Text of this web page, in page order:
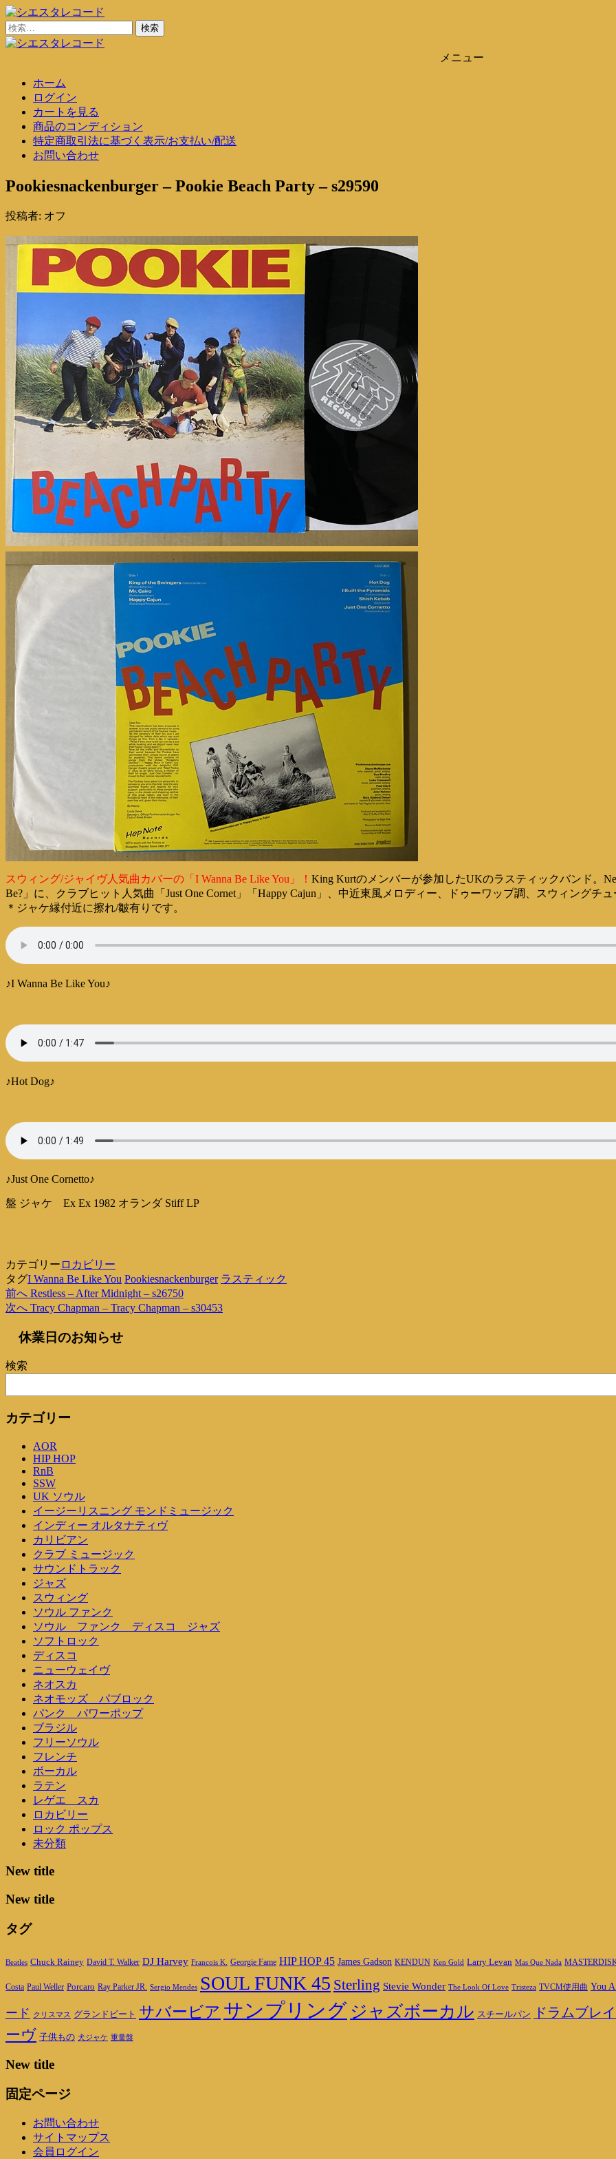
コ
ン
テ
シエスタレコード
中古レコード通販
検
索:
メニュー
ホーム
ログイン
カートを見る
商品のコンディション
特定商取引法に基づく表示/お支払い/配送
お問い合わせ
Pookiesnackenburger – Pookie Beach Party – s29590
投稿者: オフ
スウィング/ジャイヴ人気曲カバーの「I Wanna Be Like You」！ King Kurtのメンバーが参加したUKのラスティックバンド。
Be?」に、クラブヒット人気曲「Just One Cornet」「Happy Cajun」、中近東風メロディー、ドゥーワップ調、スウィング
＊ジャケ縁付近に擦れ/皺有りです。
♪I Wanna Be Like You♪
♪Hot Dog♪
♪Just One Cornetto♪
盤 ジャケ Ex Ex 1982 オランダ Stiff LP
カテゴリー ロカビリー
タグI Wanna Be Like You Pookiesnackenburger ラスティック
投
稿
ナ
ビ
シ
過
去
前へ Restless – After Midnight – s26750
次
次へ Tracy Chapman – Tracy Chapman – s30453
休業日のお知らせ
検索
カテゴリー
AOR
HIP HOP
RnB
SSW
UK ソウル
イージーリスニング モンドミュージック
インディー オルタナティヴ
カリビアン
クラブ ミュージック
サウンドトラック
ジャズ
スウィング
ソウル ファンク
ソウル ファンク ディスコ ジャズ
ソフトロック
ディスコ
ニューウェイヴ
ネオスカ
ネオモッズ パブロック
パンク パワーポップ
ブラジル
フリーソウル
フレンチ
ボーカル
ラテン
レゲエ スカ
ロカビリー
ロック ポップス
未分類
New title
New title
タグ
Beatles Chuck Rainey David T. Walker DJ Harvey Francois K. Georgie Fame HIP HOP 45 James Gadson KENDUN Ken Gold Larry Levan Mas Que Nada
Costa Paul Weller Porcaro Ray Parker JR. Sergio Mendes SOUL FUNK 45 Sterling Stevie Wonder The Look Of Love Tristeza TVCM使用曲 You
ード クリスマス グランドビート サバービア サンプリング ジャズボーカル スチールパン ドラムブレ
ーヴ 子供もの 犬ジャケ 重量盤
New title
固定ページ
お問い合わせ
サイトマップス
会員ログイン